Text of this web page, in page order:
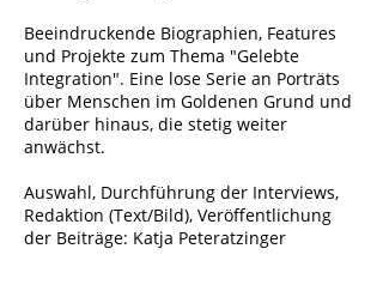
Beeindruckende Biographien, Features
und Projekte zum Thema "Gelebte
Integration". Eine lose Serie an Porträts
über Menschen im Goldenen Grund und
darüber hinaus, die stetig weiter
anwächst.
Auswahl, Durchführung der Interviews,
Redaktion (Text/Bild), Veröffentlichung
der Beiträge: Katja Peteratzinger